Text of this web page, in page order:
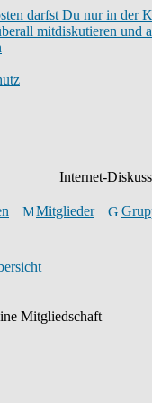
darfst Du nur in der
mitdiskutieren und
Internet-
Mitglieder
Mitgliedschaft